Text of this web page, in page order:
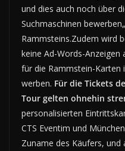
und dies auch noch über
Suchmaschinen
Rammsteins.Zudem wird
keine Ad-Words-
für die Rammstein-Karten
werben. Für die Tickets
Tour gelten ohnehin
personalisierten
CTS Eventim und
Zuname des Käufers, und